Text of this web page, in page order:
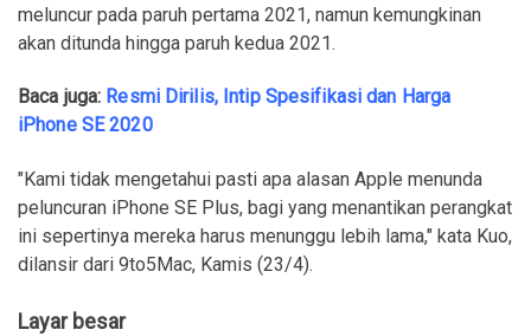
meluncur pada paruh pertama 2021, namun kemungkinan
akan ditunda hingga paruh kedua 2021.
Baca juga: Resmi Dirilis, Intip Spesifikasi dan Harga
iPhone SE 2020
"Kami tidak mengetahui pasti apa alasan Apple menunda
peluncuran iPhone SE Plus, bagi yang menantikan perangkat
ini sepertinya mereka harus menunggu lebih lama," kata Kuo,
dilansir dari 9to5Mac, Kamis (23/4).
Layar besar